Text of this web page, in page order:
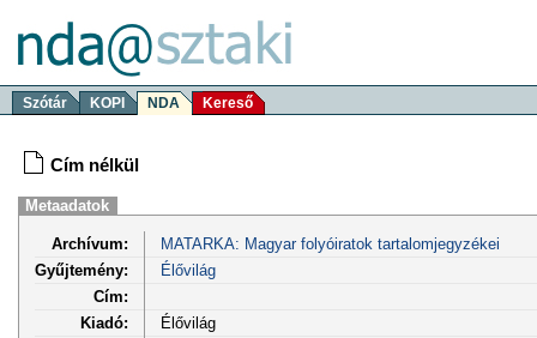
Szótár KOPI NDA Kereső
Cím nélkül
Metaadatok
Archívum:
MATARKA: Magyar folyóiratok tartalomjegyzékei
Gyűjtemény:
Élővilág
Cím:
Kiadó:
Élővilág